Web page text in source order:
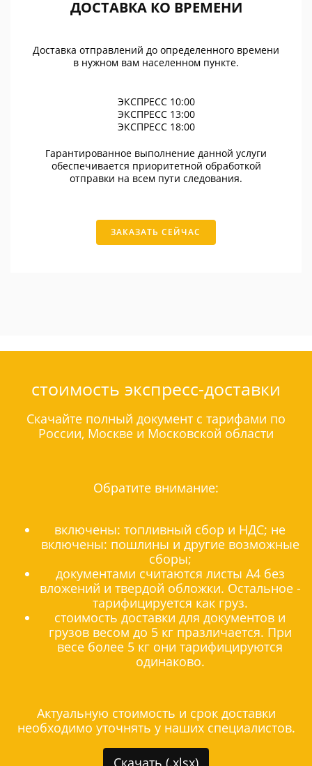
ДОСТАВКА КО ВРЕМЕНИ
Доставка отправлений до определенного времени
в нужном вам населенном пункте.
ЭКСПРЕСС 10:00
ЭКСПРЕСС 13:00
ЭКСПРЕСС 18:00
Гарантированное выполнение данной услуги
обеспечивается приоритетной обработкой
отправки на всем пути следования.
ЗАКАЗАТЬ СЕЙЧАС
стоимость экспресс-доставки
Скачайте полный документ с тарифами по
России, Москве и Московской области
Обратите внимание:
включены: топливный сбор и НДС; не
включены: пошлины и другие возможные
сборы;
документами считаются листы А4 без
вложений и твердой обложки. Остальное -
тарифицируется как груз.
стоимость доставки для документов и
грузов весом до 5 кг празличается. При
весе более 5 кг они тарифицируются
одинаково.
Актуальную стоимость и срок доставки
необходимо уточнять у наших специалистов.
Скачать (.xlsx)